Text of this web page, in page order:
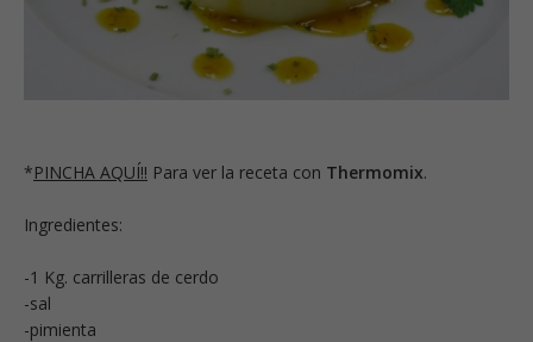
*PINCHA AQUÍ!! Para ver la receta con Thermomix.
Ingredientes:
-1 Kg. carrilleras de cerdo
-sal
-pimienta